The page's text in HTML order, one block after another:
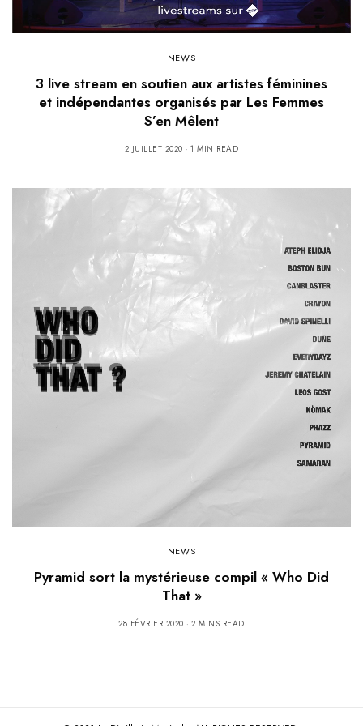
NEWS
3 live stream en soutien aux artistes féminines
et indépendantes organisés par Les Femmes
S’en Mêlent
2 JUILLET 2020 1 MIN READ
NEWS
Pyramid sort la mystérieuse compil « Who Did
That »
28 FÉVRIER 2020 2 MINS READ